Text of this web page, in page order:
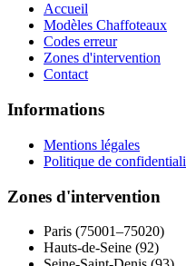
Accueil
Modèles Chaffoteaux
Codes erreur
Zones d'intervention
Contact
Informations
Mentions légales
Politique de
Zones d'intervention
Paris (75001–75020)
Hauts-de-Seine (92)